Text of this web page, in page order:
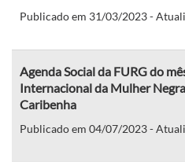
Publicado em 31/03/2023 -
Agenda Social da FURG do
Internacional da Mulher
Caribenha
Publicado em 04/07/2023 -